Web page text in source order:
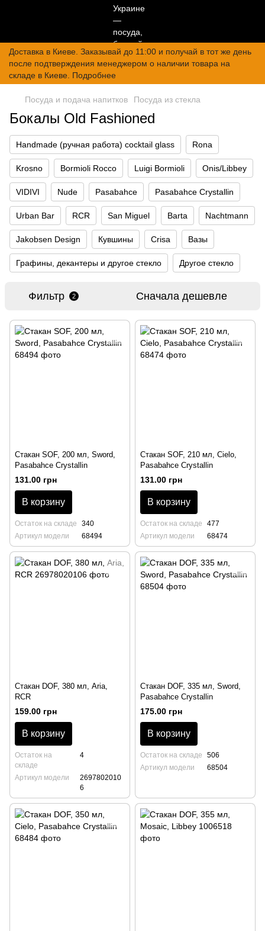
Доставка в Киеве. Заказывай до 11:00 и получай в тот же день
после подтверждения менеджером о наличии товара на
складе в Киеве. Подробнее
Посуда и подача напитков Посуда из стекла
Бокалы Old Fashioned
Handmade (ручная работа) cocktail glass Rona
Krosno Bormioli Rocco Luigi Bormioli Onis/Libbey
VIDIVI Nude Pasabahce Pasabahce Crystallin
Urban Bar RCR San Miguel Barta Nachtmann
Jakobsen Design Кувшины Crisa Вазы
Графины, декантеры и другое стекло Другое стекло
Фильтр 2 Сначала дешевле
Стакан SOF, 200 мл, Sword,
Pasabahce Crystallin
131.00 грн
В корзину
Остаток на складе
340
Артикул модели
68494
Стакан SOF, 210 мл, Cielo,
Pasabahce Crystallin
131.00 грн
В корзину
Остаток на складе
477
Артикул модели
68474
Стакан DOF, 380 мл, Aria,
RCR
159.00 грн
В корзину
Остаток на
складе
4
Артикул модели
2697802010
6
Стакан DOF, 335 мл, Sword,
Pasabahce Crystallin
175.00 грн
В корзину
Остаток на складе
506
Артикул модели
68504